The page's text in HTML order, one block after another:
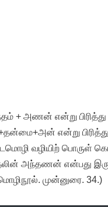
என்று பிரித்து
என்று
வழியிற்
அந்தணன் என்பது
முன்னுரை. 34.)